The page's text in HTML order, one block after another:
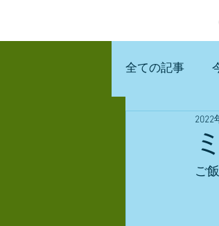
全ての記事
未就園児2022
ご